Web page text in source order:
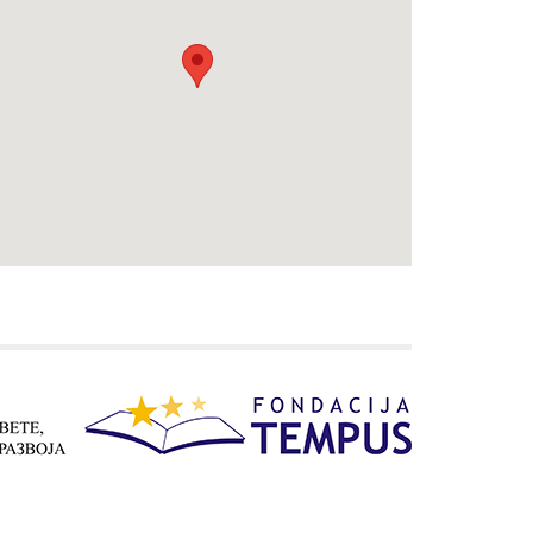
2024. години и планови за
Искуства Еразмус+
корисника
Контакт